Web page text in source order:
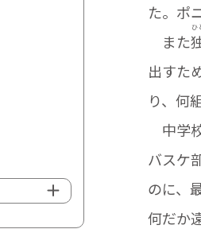
た。ポ
また
ひ
出すため
り、何
中学
バスケ
のに、
何だか